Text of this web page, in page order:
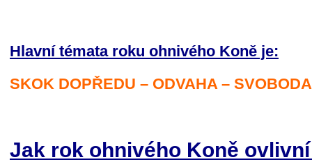
Hlavní témata roku ohnivého Koně je:
SKOK DOPŘEDU – ODVAHA –
Jak rok ohnivého Koně